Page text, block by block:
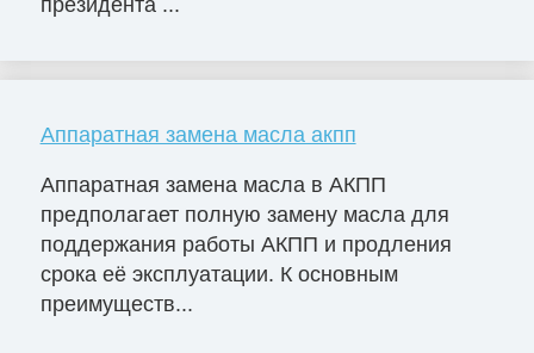
президента ...
Аппаратная замена масла акпп
Аппаратная замена масла в АКПП
предполагает полную замену масла для
поддержания работы АКПП и продления
срока её эксплуатации. К основным
преимуществ...